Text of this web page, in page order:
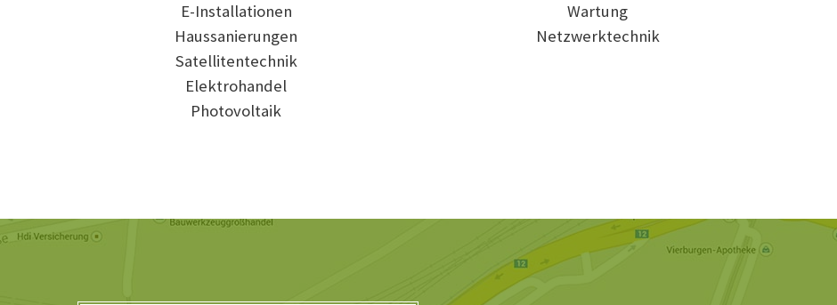
E-Installationen
Haussanierungen
Satellitentechnik
Elektrohandel
Photovoltaik
Wartung
Netzwerktechnik